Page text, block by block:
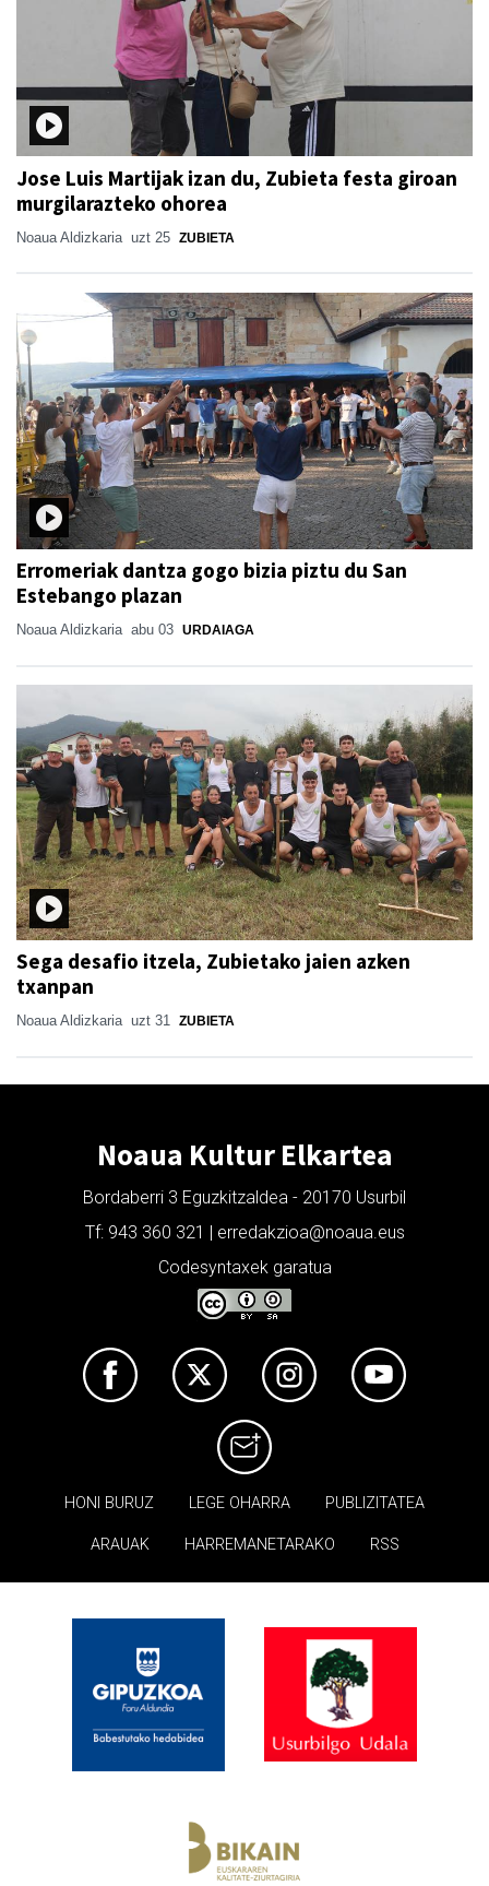
Jose Luis Martijak izan du, Zubieta festa giroan
murgilarazteko ohorea
Noaua Aldizkaria uzt 25 ZUBIETA
Erromeriak dantza gogo bizia piztu du San
Estebango plazan
Noaua Aldizkaria abu 03 URDAIAGA
Sega desafio itzela, Zubietako jaien azken
txanpan
Noaua Aldizkaria uzt 31 ZUBIETA
Noaua Kultur Elkartea
Bordaberri 3 Eguzkitzaldea - 20170 Usurbil
Tf: 943 360 321 | erredakzioa@noaua.eus
Codesyntaxek garatua
HONI BURUZ LEGE OHARRA PUBLIZITATEA
ARAUAK HARREMANETARAKO RSS